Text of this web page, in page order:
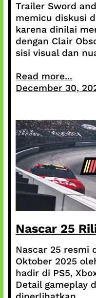
Trailer Sword
memicu diskusi
karena dinilai
dengan Clair
sisi visual dan
Read more...
December 30,
Nascar 25
Nascar 25 resmi
Oktober 2025
hadir di PS5,
Detail gameplay